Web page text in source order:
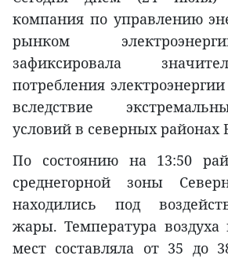
компания по управлению
рынком
зафиксировала
потребления
вследствие
условий в северных районах
По состоянию на 13:50
среднегорной зоны
находились под
жары. Температура воздуха
мест составляла от 35 до